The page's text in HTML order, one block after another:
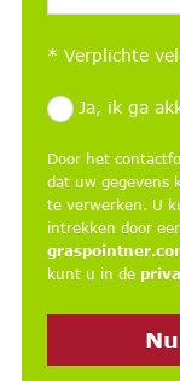
* Verplichte
Ja, ik ga
Door het
dat uw gegevens
te verwerken. U
intrekken door
kunt u in de